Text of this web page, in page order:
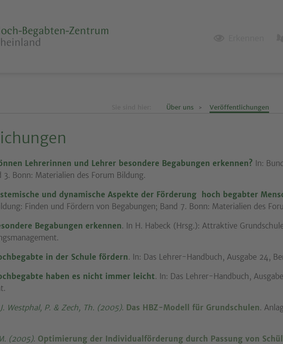
Über uns Veröffentlichungen
Lehrerinnen und Lehrer besondere Begabungen erkennen? In:
3. Bonn: Materialien des Forum Bildung.
und dynamische Aspekte der Förderung hoch begabter
Finden und Fördern von Begabungen; Band 7. Bonn: Materialien des
Begabungen erkennen. In H. Habeck (Hrsg.): Attraktive
in der Schule fördern. In: Das Lehrer-Handbuch, Ausgabe 24,
haben es nicht immer leicht. In: Das Lehrer-Handbuch,
Westphal, P. & Zech, Th. (2005). Das HBZ-Modell für Grundschulen.
(2005). Optimierung der Individualförderung durch Passung von